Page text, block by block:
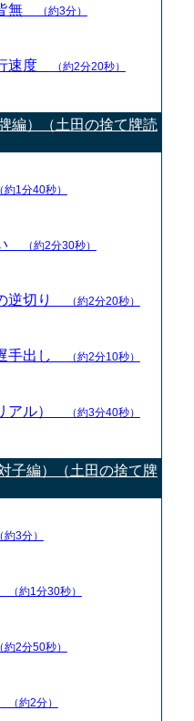
無 （約3分）
速度 （約2分20秒）
編）（土田の捨て牌読
（約1分40秒）
（約2分30秒）
逆切り （約2分20秒）
手出し （約2分10秒）
アル） （約3分40秒）
子編）（土田の捨て牌
（約3分）
（約1分30秒）
（約2分50秒）
（約2分）